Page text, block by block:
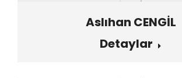
Aslıhan CENGİL
Detaylar